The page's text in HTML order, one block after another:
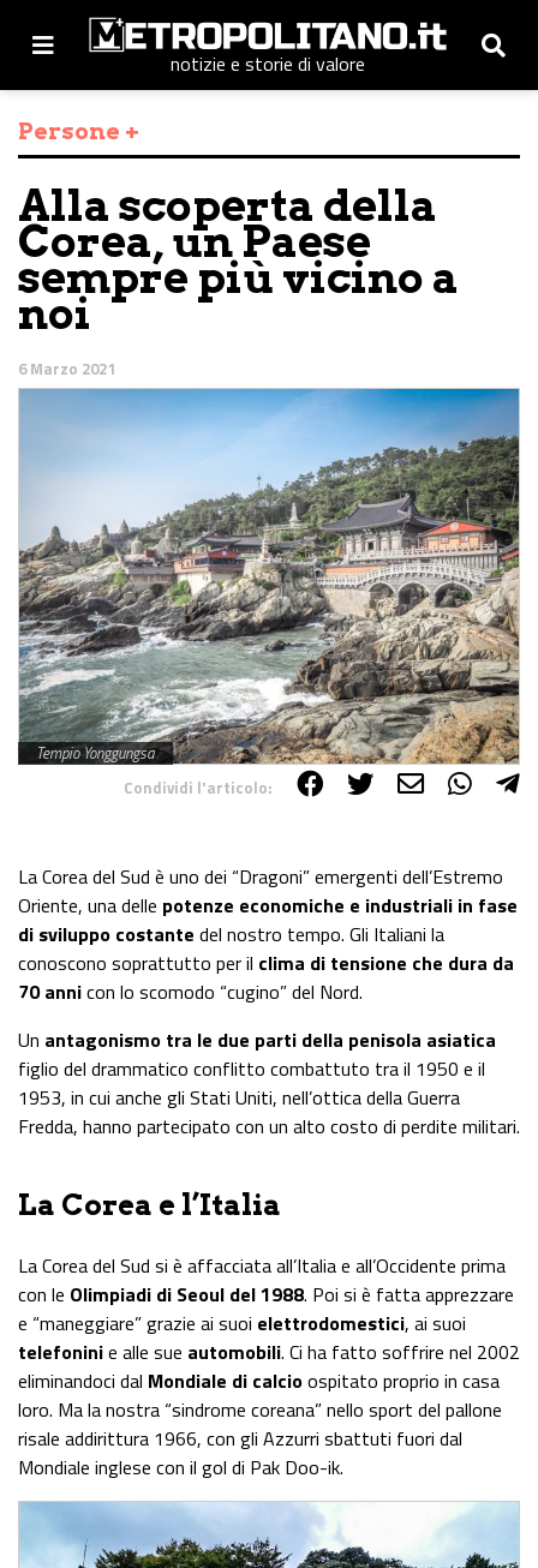
notizie e storie di valore
Persone +
Alla scoperta della
Corea, un Paese
sempre più vicino a
noi
6 Marzo 2021
Tempio Yonggungsa
Condividi l'articolo:
La Corea del Sud è uno dei “Dragoni” emergenti dell’Estremo
Oriente, una delle potenze economiche e industriali in fase
di sviluppo costante del nostro tempo. Gli Italiani la
conoscono soprattutto per il clima di tensione che dura da
70 annicon lo scomodo “cugino” del Nord.
Un antagonismo tra le due parti della penisola asiatica
figlio del drammatico conflitto combattuto tra il 1950 e il
1953, in cui anche gli Stati Uniti, nell’ottica della Guerra
Fredda, hanno partecipato con un alto costo di perdite militari.
La Corea e l’Italia
La Corea del Sud si è affacciata all’Italia e all’Occidente prima
con le Olimpiadi di Seoul del 1988. Poi si è fatta apprezzare
e “maneggiare” grazie ai suoi elettrodomestici, ai suoi
telefoninie alle sue automobili. Ci ha fatto soffrire nel 2002
eliminandoci dal Mondiale di calcioospitato proprio in casa
loro. Ma la nostra “sindrome coreana” nello sport del pallone
risale addirittura 1966, con gli Azzurri sbattuti fuori dal
Mondiale inglese con il gol di Pak Doo-ik.